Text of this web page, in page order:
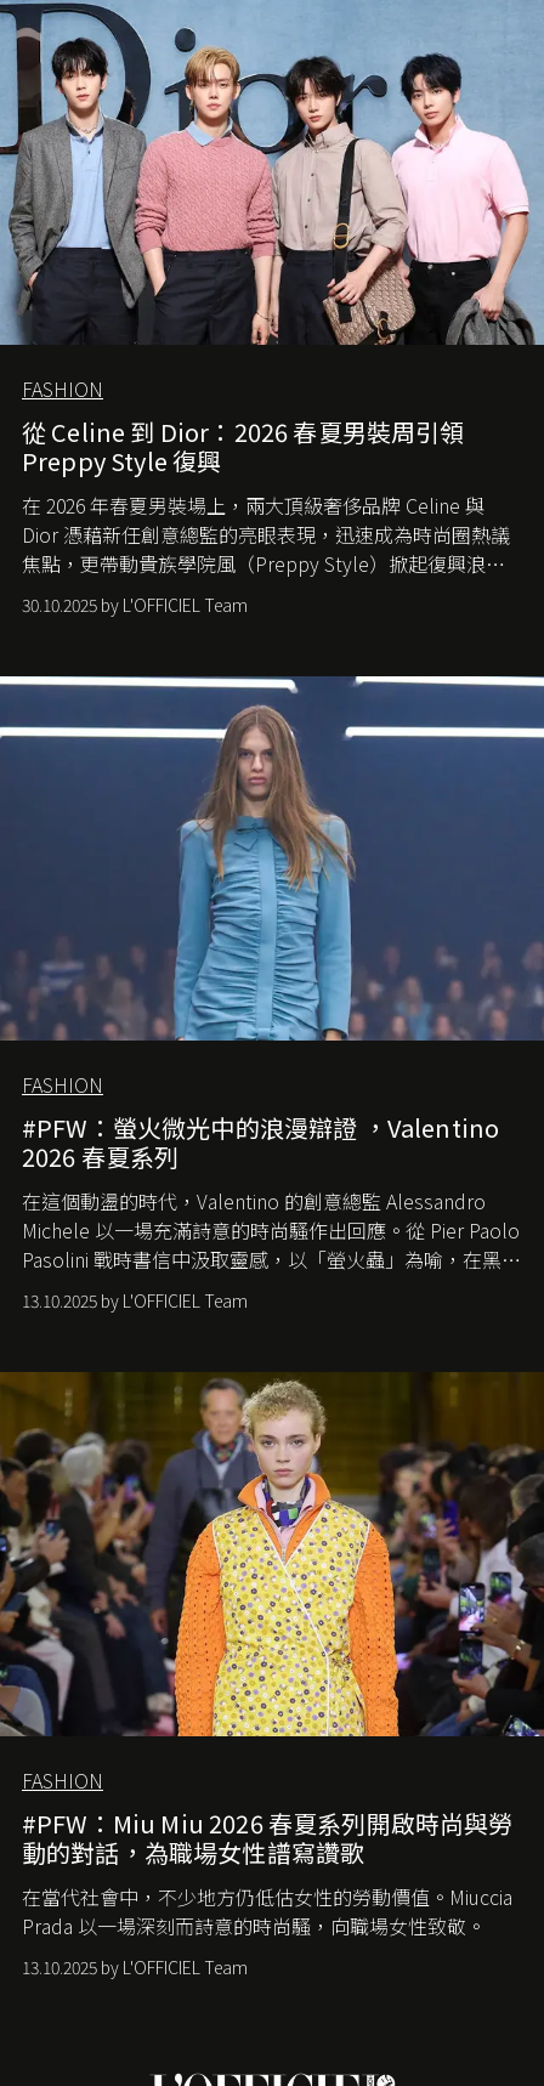
FASHION
從 Celine 到 Dior：2026 春夏男裝周引領
Preppy Style 復興
在 2026 年春夏男裝場上，兩大頂級奢侈品牌 Celine 與
Dior 憑藉新任創意總監的亮眼表現，迅速成為時尚圈熱議
焦點，更帶動貴族學院風（Preppy Style）掀起復興浪
潮，讓這股經典風格再度回到大眾視線。
30.10.2025 by L'OFFICIEL Team
FASHION
#PFW：螢火微光中的浪漫辯證 ，Valentino
2026 春夏系列
在這個動盪的時代， Valentino 的創意總監 Alessandro
Michele 以一場充滿詩意的時尚騷作出回應。從 Pier Paolo
Pasolini 戰時書信中汲取靈感，以「螢火蟲」為喻，在黑暗
中找尋希望的微光。
13.10.2025 by L'OFFICIEL Team
FASHION
#PFW：Miu Miu 2026 春夏系列開啟時尚與勞
動的對話，為職場女性譜寫讚歌
在當代社會中，不少地方仍低估女性的勞動價值。 Miuccia
Prada 以一場深刻而詩意的時尚騷，向職場女性致敬。
13.10.2025 by L'OFFICIEL Team